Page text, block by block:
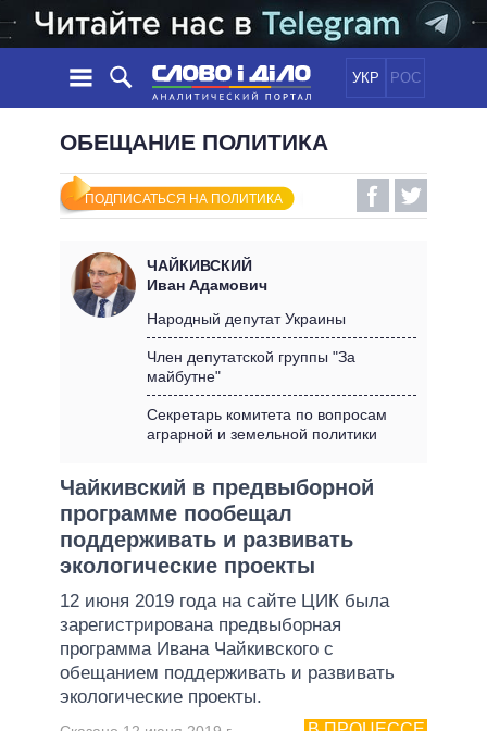
УКР РОС
НОВОСТИ
ЛЕНТА
СОБЫТИЯ
СТАТЬИ
МНЕНИЯ
ОБЗОРЫ
ДАЙДЖЕСТЫ
ПОЛИТИКА
ЭКОНОМИКА
МИР
ОБЕЩАНИЯ
ВСЕ ПОЛИТИКИ
ПРЕЗИДЕНТ И ОФИС
КАБИНЕТ МИНИСТРОВ
ГЛАВЫ ОБЛАДМИНИСТРАЦИЙ
ИНФОГРАФИКА
ВИДЕО
ПОДДЕРЖАТЬ
СРАВНЕНИЕ ПОЛИТИКОВ
ОБЕЩАНИЕ ПОЛИТИКА
ПОДПИСАТЬСЯ НА ПОЛИТИКА
ЧАЙКИВСКИЙ
Иван Адамович
Народный депутат Украины
Член депутатской группы "За
майбутне"
Секретарь комитета по вопросам
аграрной и земельной политики
Чайкивский в предвыборной
программе пообещал
поддерживать и развивать
экологические проекты
12 июня 2019 года на сайте ЦИК была
зарегистрирована предвыборная
программа Ивана Чайкивского с
обещанием поддерживать и развивать
экологические проекты.